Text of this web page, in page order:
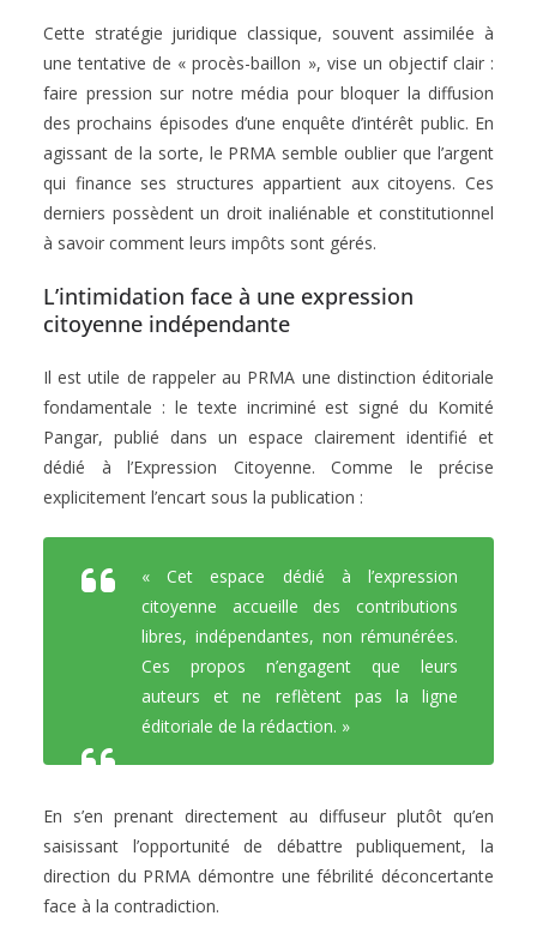
Cette stratégie juridique classique, souvent assimilée à
une tentative de « procès-baillon », vise un objectif clair :
faire pression sur notre média pour bloquer la diffusion
des prochains épisodes d’une enquête d’intérêt public. En
agissant de la sorte, le PRMA semble oublier que l’argent
qui finance ses structures appartient aux citoyens. Ces
derniers possèdent un droit inaliénable et constitutionnel
à savoir comment leurs impôts sont gérés.
L’intimidation face à une expression
citoyenne indépendante
Il est utile de rappeler au PRMA une distinction éditoriale
fondamentale : le texte incriminé est signé du Komité
Pangar, publié dans un espace clairement identifié et
dédié à l’Expression Citoyenne. Comme le précise
explicitement l’encart sous la publication :
« Cet espace dédié à l’expression
citoyenne accueille des contributions
libres, indépendantes, non rémunérées.
Ces propos n’engagent que leurs
auteurs et ne reflètent pas la ligne
éditoriale de la rédaction. »
En s’en prenant directement au diffuseur plutôt qu’en
saisissant l’opportunité de débattre publiquement, la
direction du PRMA démontre une fébrilité déconcertante
face à la contradiction.